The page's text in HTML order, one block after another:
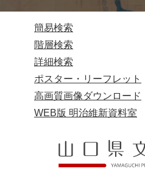
簡易検索
階層検索
詳細検索
ポスター・リーフレット
高画質画像ダウンロード
WEB版 明治維新資料室